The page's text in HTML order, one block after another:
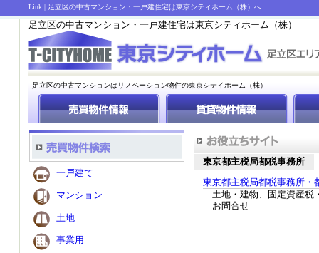
Link | 足立区の中古マンション・一戸建住宅は東京シティホーム（株）へ
足立区の中古マンション・一戸建住宅は東京シティホーム（株）
足立区の中古マンションはリノベーション物件の東京シテイホーム（株）
一戸建て
マンション
土地
事業用
東京都主税局都税事務所
東京都主税局都税事務所・
土地・建物、固定資産税
お問合せ